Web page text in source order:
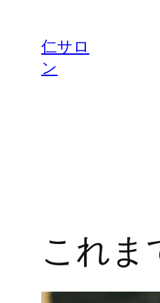
仁サロ
ン
これま